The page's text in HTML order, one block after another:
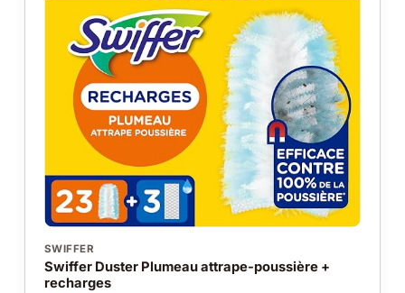
SWIFFER
Swiffer Duster Plumeau attrape-poussière +
recharges